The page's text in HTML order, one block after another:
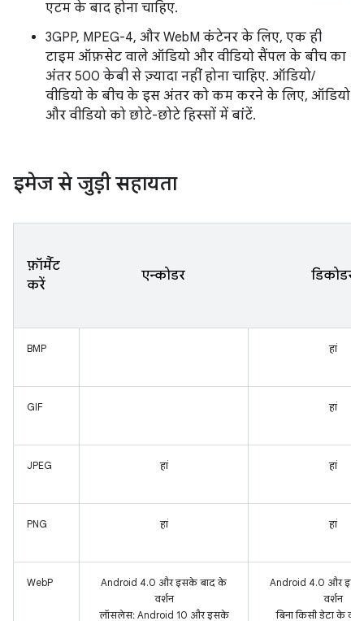
एटम के बाद होना चाहिए.
3GPP, MPEG-4, और WebM कंटेनर के लिए, एक ही
टाइम ऑफ़सेट वाले ऑडियो और वीडियो सैंपल के बीच का
अंतर 500 केबी से ज़्यादा नहीं होना चाहिए. ऑडियो/
वीडियो के बीच के इस अंतर को कम करने के लिए, ऑडियो
और वीडियो को छोटे-छोटे हिस्सों में बांटें.
इमेज से जुड़ी सहायता
फ़ॉर्मैट
करें
एन्कोडर डिकोडर
BMP हां
GIF हां
JPEG हां हां
PNG हां हां
WebP
Android 4.0 और इसके बाद के
वर्शन
लॉसलेस: Android 10 और इसके
Android 4.0 और
वर्शन
बिना किसी डेटा के